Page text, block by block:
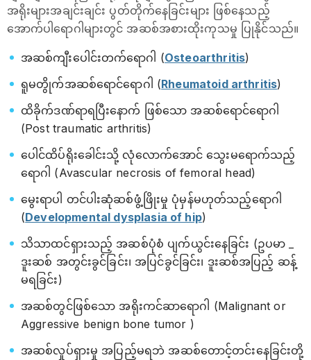
အရိုးများအချင်းချင်း ပွတ်တိုက်နေခြင်းများ ဖြစ်နေသည့်
အောက်ပါရောဂါများတွင် အဆစ်အစားထိုးကုသမှု ပြုနိုင်သည်။
အဆစ်ကျီးပေါင်းတက်ရောဂါ (Osteoarthritis)
ရူမတွိုက်အဆစ်ရောင်ရောဂါ (Rheumatoid arthritis)
ထိခိုက်ဒဏ်ရာရပြီးနောက် ဖြစ်သော အဆစ်ရောင်ရောဂါ
(Post traumatic arthritis)
ပေါင်ထိပ်ရိုးခေါင်းသို့ လုံလောက်အောင် သွေးမရောက်သည့်
ရောဂါ (Avascular necrosis of femoral head)
မွေးရာပါ တင်ပါးဆုံဆစ်ဖွံ့ဖြိုးမှု ပုံမှန်မဟုတ်သည့်ရောဂါ
(Developmental dysplasia of hip)
သိသာထင်ရှားသည့် အဆစ်ပုံစံ ပျက်ယွင်းနေခြင်း (ဥပမာ _
ဒူးဆစ် အတွင်းခွင်ခြင်း၊ အပြင်ခွင်ခြင်း၊ ဒူးဆစ်အပြည့် ဆန့်
မရခြင်း)
အဆစ်တွင်ဖြစ်သော အရိုးကင်ဆာရောဂါ (Malignant or
Aggressive benign bone tumor )
အဆစ်လှုပ်ရှားမှု အပြည့်မရဘဲ အဆစ်တောင့်တင်းနေခြင်းတို့